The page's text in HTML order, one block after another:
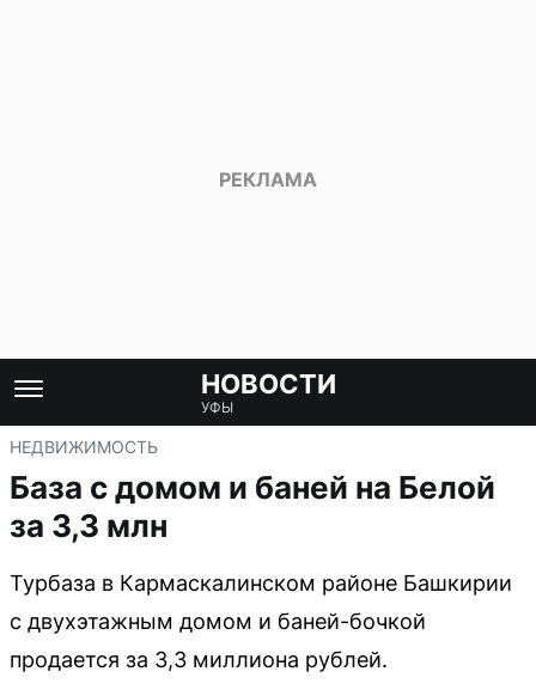
НОВОСТИ
УФЫ
НЕДВИЖИМОСТЬ
База с домом и баней на Белой
за 3,3 млн
Турбаза в Кармаскалинском районе Башкирии
с двухэтажным домом и баней-бочкой
продается за 3,3 миллиона рублей.